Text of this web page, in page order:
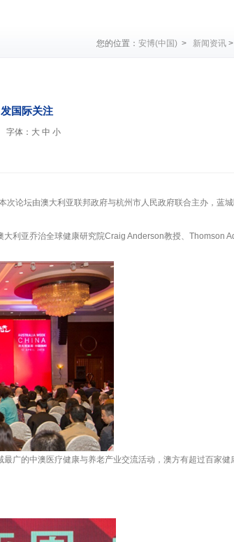
您的位置： 安博(中国)> 新闻资讯 >
国际关注
字体： 大 中 小
次论坛由澳大利亚联邦政府与杭州市人民政府联合主办，蓝
利亚乔治全球健康研究院Craig Anderson教授、Thomson
广的中澳医疗健康与养老产业交流活动，澳方有超过百家健